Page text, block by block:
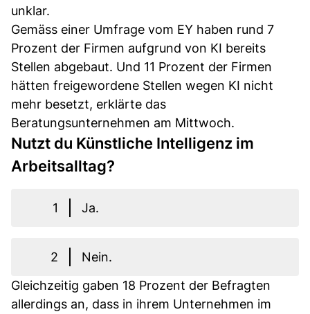
unklar.
Gemäss einer Umfrage vom EY haben rund 7
Prozent der Firmen aufgrund von KI bereits
Stellen abgebaut. Und 11 Prozent der Firmen
hätten freigewordene Stellen wegen KI nicht
mehr besetzt, erklärte das
Beratungsunternehmen am Mittwoch.
Nutzt du Künstliche Intelligenz im
Arbeitsalltag?
1 Ja.
2
Nein.
Gleichzeitig gaben 18 Prozent der Befragten
allerdings an, dass in ihrem Unternehmen im